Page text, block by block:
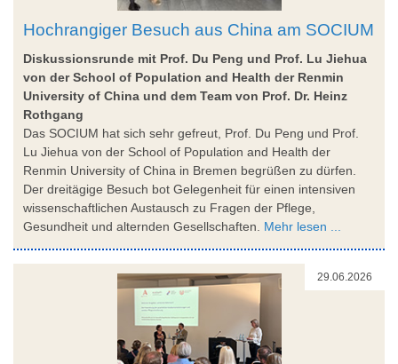
Hochrangiger Besuch aus China am SOCIUM
Diskussionsrunde mit Prof. Du Peng und Prof. Lu Jiehua
von der School of Population and Health der Renmin
University of China und dem Team von Prof. Dr. Heinz
Rothgang
Das SOCIUM hat sich sehr gefreut, Prof. Du Peng und Prof.
Lu Jiehua von der School of Population and Health der
Renmin University of China in Bremen begrüßen zu dürfen.
Der dreitägige Besuch bot Gelegenheit für einen intensiven
wissenschaftlichen Austausch zu Fragen der Pflege,
Gesundheit und alternden Gesellschaften. Mehr lesen ...
29.06.2026